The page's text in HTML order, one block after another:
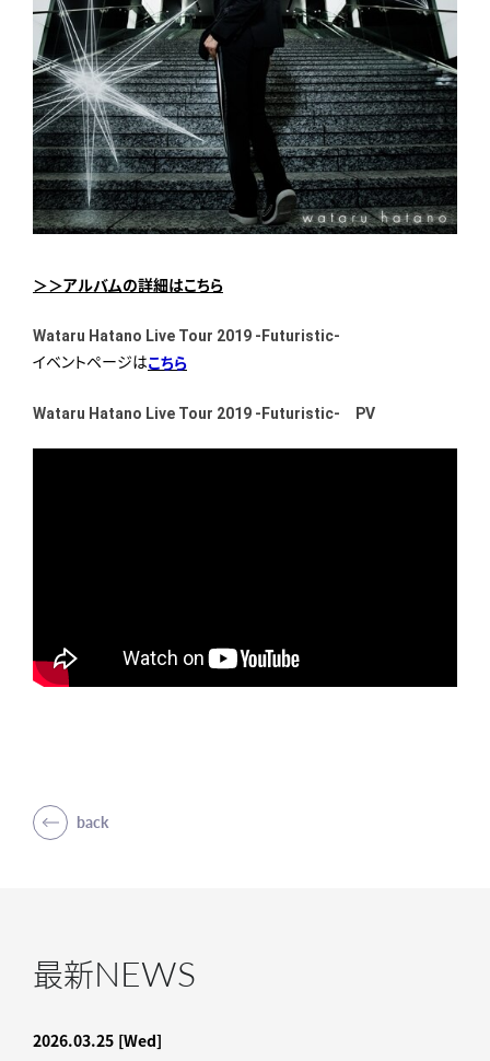
＞＞アルバムの詳細はこちら
Wataru Hatano Live Tour 2019 -Futuristic-
イベントページはこちら
Wataru Hatano Live Tour 2019 -Futuristic- PV
back
最新NEWS
2026.03.25 [Wed]